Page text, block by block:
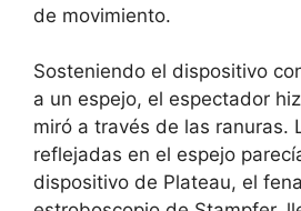
de movimiento.
Sosteniendo el dispositivo
a un espejo, el espectador
miró a través de las ranuras.
reflejadas en el espejo
dispositivo de Plateau, el